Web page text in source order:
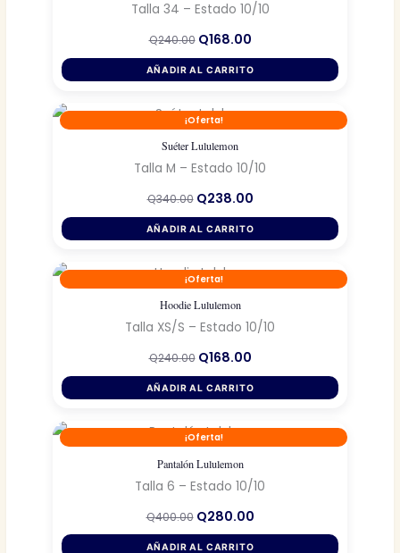
Talla 34 – Estado 10/10
Q240.00 El
original
era:
Q168.00El
actual
es:
AÑADIR AL CARRITO
¡Oferta!
Suéter Lululemon
Talla M – Estado 10/10
Q340.00 El
original
era:
Q238.00El
actual
es:
AÑADIR AL CARRITO
¡Oferta!
Hoodie Lululemon
Talla XS/S – Estado 10/10
Q240.00 El
original
era:
Q168.00El
actual
es:
AÑADIR AL CARRITO
¡Oferta!
Pantalón Lululemon
Talla 6 – Estado 10/10
Q400.00 El
original
Q280.00El
actual
AÑADIR AL CARRITO